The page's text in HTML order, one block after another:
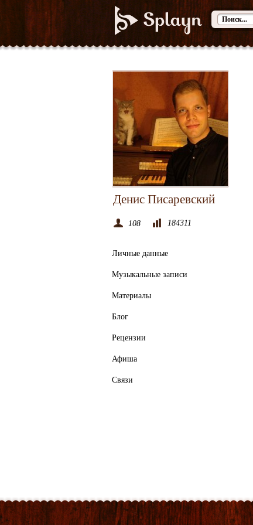
Денис Писаревский
108 184311
Личные данные
Музыкальные записи
Материалы
Блог
Рецензии
Афиша
Связи